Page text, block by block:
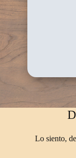
Lo siento,